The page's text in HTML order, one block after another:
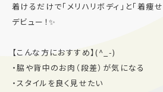
よくあるご質問
スタッ
サイトマップ
Follow US
着けるだけで「メリハリボディ」と「着痩
デビュー！✨
【こんな方におすすめ】(^_-)
・脇や背中のお肉（段差）が気になる
・スタイルを良く見せたい